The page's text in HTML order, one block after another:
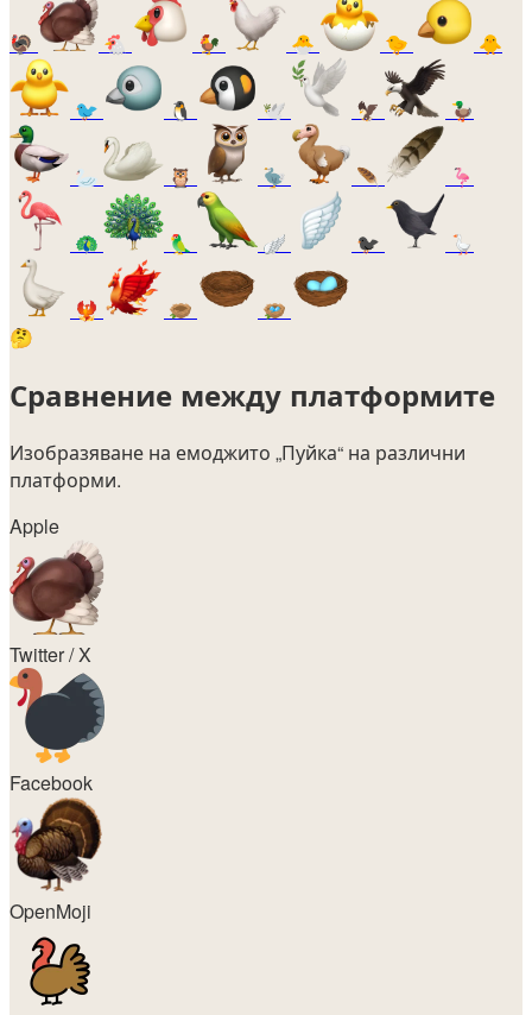
🦃 🐔 🐓 🐣 🐤 🐥
🐦 🐧 🕊️ 🦅 🦆
🦢 🦉 🦤 🪶 🦩
🦚 🦜 🪽 🐦‍⬛ 🪿
🐦‍🔥 🪹
🪺
🤔
Сравнение между платформите
Изобразяване на емоджито „Пуйка“ на различни
платформи.
Apple
Twitter / X
Facebook
OpenMoji